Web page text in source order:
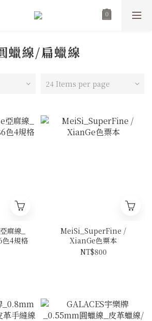
蠟線/扁蠟線
24 Items per page
麻線_
色4規格
MeiSi_SuperFine /
XianGe色票本
NT$800